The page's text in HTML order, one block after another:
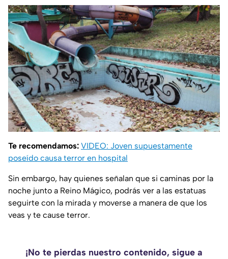
Te recomendamos: VIDEO: Joven supuestamente
poseído causa terror en hospital
Sin embargo, hay quienes señalan que si caminas por la
noche junto a Reino Mágico, podrás ver a las estatuas
seguirte con la mirada y moverse a manera de que los
veas y te cause terror.
¡No te pierdas nuestro contenido, sigue a